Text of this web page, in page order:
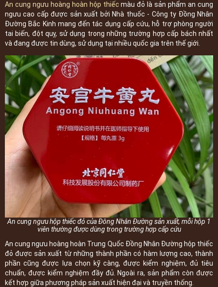
An cung ngưu hoàng hoàn hộp thiếc màu đỏ là sản phẩm an cung
ngưu cao cấp được sản xuất bởi Nhà thuốc - Công ty Đồng Nhân
Đường Bắc Kinh mang đến tác dụng cấp cứu, hỗ trợ phòng người
tai biến, đột quỵ, sử dụng trong những trường hợp cấp bách nhất
và đang được tin dùng, sử dụng tại nhiều quốc gia trên thế giới.
An cung ngưu hộp thiếc đỏ của Đông Nhân Đường sản xuất, mỗi hộp 1
viên thường được dùng trong trường hợp cấp cứu
An cung ngưu hoàng hoàn Trung Quốc Đồng Nhân Đường hộp thiếc
đỏ được sản xuất từ những thành phần có hàm lượng cao, thành
phần cũng được lựa chọn kỹ càng, được kiểm nghiệm, đủ tiêu
chuẩn, được kiểm nghiệm đầy đủ. Ngoài ra, sản phẩm còn được
kết hợp giữa phương pháp sản xuất hiện đại và truyền thống.